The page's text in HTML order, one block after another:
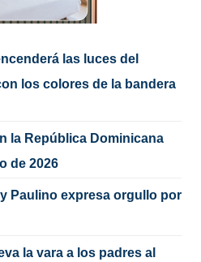
las luces del
los colores de la bandera
la República Dominicana
de 2026
Paulino expresa orgullo por
la vara a los padres al